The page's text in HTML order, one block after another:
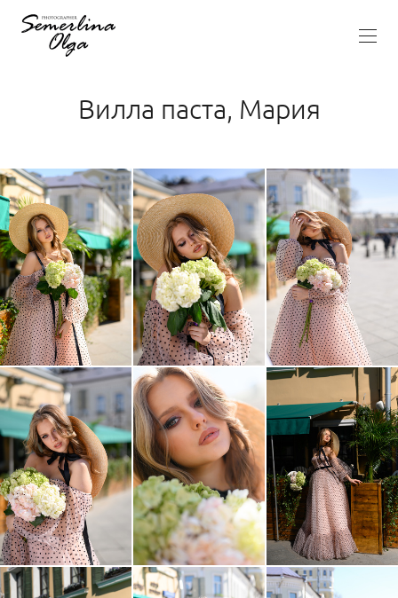
Вилла паста, Мария